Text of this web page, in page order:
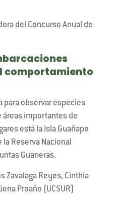
del Concurso Anual de
comportamiento
para observar especies
áreas importantes de
está la Isla Guañape
Reserva Nacional
Guaneras.
Zavalaga Reyes, Cinthia
Proaño (UCSUR)